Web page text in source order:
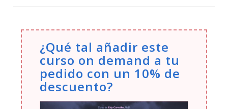
¿Qué tal añadir este
curso on demand a tu
pedido con un 10% de
descuento?